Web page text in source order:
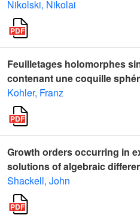
Nikolski, Nikolai
Feuilletages holomorphes
contenant une coquille
Kohler, Franz
Growth orders occurring in
solutions of algebraic
Shackell, John